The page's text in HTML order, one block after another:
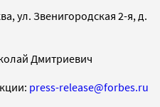
ул. Звенигородская 2-я, д.
Дмитриевич
press-release@forbes.ru